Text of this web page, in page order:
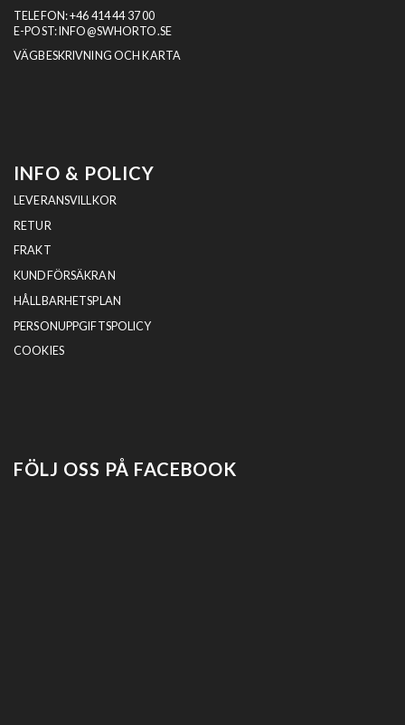
TELEFON:+46 414 44 37 00
E-POST: INFO@SWHORTO.SE
VÄGBESKRIVNING OCH KARTA
INFO & POLICY
LEVERANSVILLKOR
RETUR
FRAKT
KUNDFÖRSÄKRAN
HÅLLBARHETSPLAN
PERSONUPPGIFTSPOLICY
COOKIES
FÖLJ OSS PÅ FACEBOOK